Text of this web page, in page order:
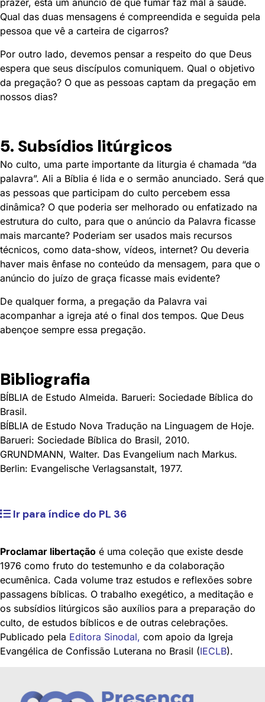
Qual das duas mensagens é compreendida e seguida pela
pessoa que vê a carteira de cigarros?
Por outro lado, devemos pensar a respeito do que Deus
espera que seus discípulos comuniquem. Qual o objetivo
da pregação? O que as pessoas captam da pregação em
nossos dias?
5. Subsídios litúrgicos
No culto, uma parte importante da liturgia é chamada “da
palavra”. Ali a Bíblia é lida e o sermão anunciado. Será que
as pessoas que participam do culto percebem essa
dinâmica? O que poderia ser melhorado ou enfatizado na
estrutura do culto, para que o anúncio da Palavra ficasse
mais marcante? Poderiam ser usados mais recursos
técnicos, como data-show, vídeos, internet? Ou deveria
haver mais ênfase no conteúdo da mensagem, para que o
anúncio do juízo de graça ficasse mais evidente?
De qualquer forma, a pregação da Palavra vai
acompanhar a igreja até o final dos tempos. Que Deus
abençoe sempre essa pregação.
Bibliografia
BÍBLIA de Estudo Almeida. Barueri: Sociedade Bíblica do
Brasil.
BÍBLIA de Estudo Nova Tradução na Linguagem de Hoje.
Barueri: Sociedade Bíblica do Brasil, 2010.
GRUNDMANN, Walter. Das Evangelium nach Markus.
Berlin: Evangelische Verlagsanstalt, 1977.
Ir para índice do PL 36
Proclamar libertação é uma coleção que existe desde
1976 como fruto do testemunho e da colaboração
ecumênica. Cada volume traz estudos e reflexões sobre
passagens bíblicas. O trabalho exegético, a meditação e
os subsídios litúrgicos são auxílios para a preparação do
culto, de estudos bíblicos e de outras celebrações.
Publicado pela Editora Sinodal, com apoio da Igreja
Evangélica de Confissão Luterana no Brasil (IECLB).